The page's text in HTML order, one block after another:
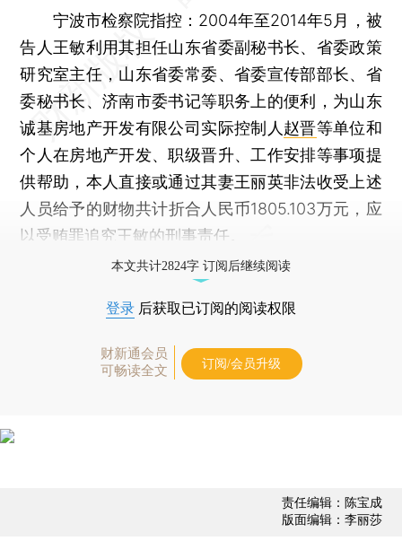
宁波市检察院指控：2004年至2014年5月，被
告人王敏利用其担任山东省委副秘书长、省委政策
研究室主任，山东省委常委、省委宣传部部长、省
委秘书长、济南市委书记等职务上的便利，为山东
诚基房地产开发有限公司实际控制人 赵晋等单位和
个人在房地产开发、职级晋升、工作安排等事项提
供帮助，本人直接或通过其妻王丽英非法收受上述
人员给予的财物共计折合人民币1805.103万元，应
以受贿罪追究王敏的刑事责任。
本文共计2824字 订阅后继续阅读
登录 后获取已订阅的阅读权限
财新通会员
可畅读全文
订阅/会员升级
责任编辑：陈宝成
版面编辑：李丽莎